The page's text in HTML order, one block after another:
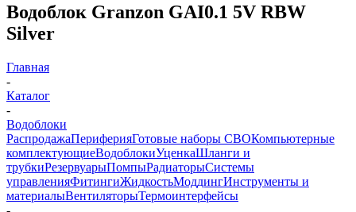
Водоблок Granzon GAI0.1 5V RBW
Silver
Главная
-
Каталог
-
Водоблоки
РаспродажаПериферияГотовые наборы СВОКомпьютерные
комплектующиеВодоблокиУценкаШланги и
трубкиРезервуарыПомпыРадиаторыСистемы
управленияФитингиЖидкостьМоддингИнструменты и
материалыВентиляторыТермоинтерфейсы